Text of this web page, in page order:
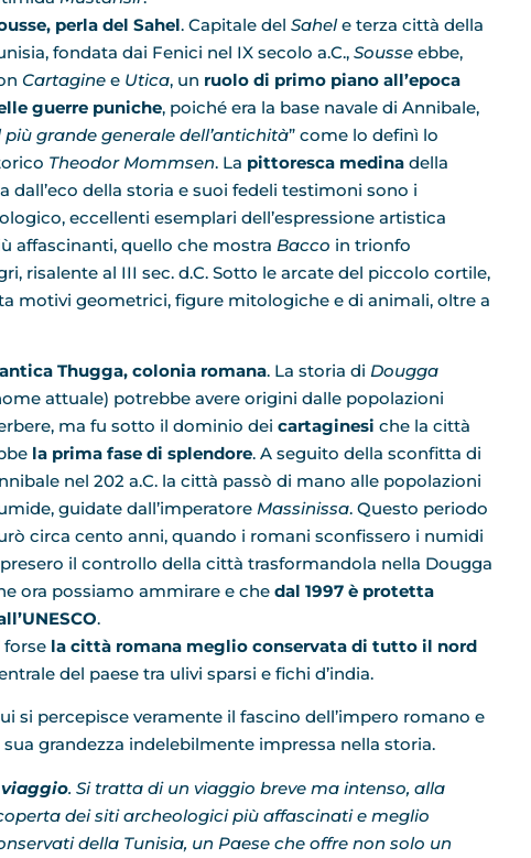
perla del Sahel. Capitale del Sahele terza città della
fondata dai Fenici nel IX secolo a.C., Sousse ebbe,
Cartagine e Utica, un ruolo di primo piano all’epoca
guerre puniche, poiché era la base navale di Annibale,
più grande generale dell’antichità” come lo definì lo
Theodor Mommsen. La pittoresca medina della
dall’eco della storia e suoi fedeli testimoni sono i
eccellenti esemplari dell’espressione artistica
affascinanti, quello che mostra Bacco in trionfo
risalente al III sec. d.C. Sotto le arcate del piccolo cortile,
motivi geometrici, figure mitologiche e di animali, oltre a
Thugga, colonia romana. La storia di Dougga
attuale) potrebbe avere origini dalle popolazioni
ma fu sotto il dominio dei cartaginesi che la città
la prima fase di splendore. A seguito della sconfitta di
nel 202 a.C. la città passò di mano alle popolazioni
guidate dall’imperatore Massinissa. Questo periodo
circa cento anni, quando i romani sconfissero i numidi
il controllo della città trasformandola nella Dougga
ora possiamo ammirare e che dal 1997 è protetta
.
forse la città romana meglio conservata di tutto il nord
del paese tra ulivi sparsi e fichi d’india.
si percepisce veramente il fascino dell’impero romano e
sua grandezza indelebilmente impressa nella storia.
. Si tratta di un viaggio breve ma intenso, alla
dei siti archeologici più affascinati e meglio
della Tunisia, un Paese che offre non solo un